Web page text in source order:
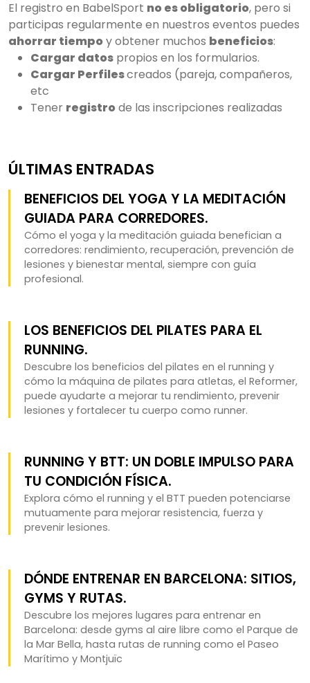
El registro en BabelSport no es obligatorio, pero si
participas regularmente en nuestros eventos puedes
ahorrar tiempo y obtener muchos beneficios:
Cargar datos propios en los formularios.
Cargar Perfilescreados (pareja, compañeros,
etc
Tener registro de las inscripciones realizadas
ÚLTIMAS ENTRADAS
BENEFICIOS DEL YOGA Y LA MEDITACIÓN
GUIADA PARA CORREDORES.
Cómo el yoga y la meditación guiada benefician a
corredores: rendimiento, recuperación, prevención de
lesiones y bienestar mental, siempre con guía
profesional.
LOS BENEFICIOS DEL PILATES PARA EL
RUNNING.
Descubre los beneficios del pilates en el running y
cómo la máquina de pilates para atletas, el Reformer,
puede ayudarte a mejorar tu rendimiento, prevenir
lesiones y fortalecer tu cuerpo como runner.
RUNNING Y BTT: UN DOBLE IMPULSO PARA
TU CONDICIÓN FÍSICA.
Explora cómo el running y el BTT pueden potenciarse
mutuamente para mejorar resistencia, fuerza y
prevenir lesiones.
DÓNDE ENTRENAR EN BARCELONA: SITIOS,
GYMS Y RUTAS.
Descubre los mejores lugares para entrenar en
Barcelona: desde gyms al aire libre como el Parque de
la Mar Bella, hasta rutas de running como el Paseo
Marítimo y Montjuïc